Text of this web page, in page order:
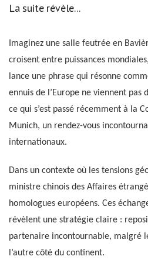
La suite révèle...
Imaginez une salle feutrée en
croisent entre puissances
lance une phrase qui résonne
ennuis de l’Europe ne viennent pas
ce qui s’est passé récemment à la
Munich, un rendez-vous
internationaux.
Dans un contexte où les tensions
ministre chinois des Affaires
homologues européens. Ces
révèlent une stratégie claire :
partenaire incontournable, malgré
l’autre côté du continent.